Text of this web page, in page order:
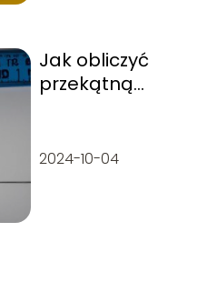
Jak obliczyć
przekątną
2024-10-04